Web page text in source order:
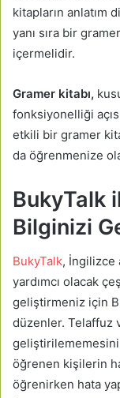
kitapların anlatım
yanı sıra bir
içermelidir.
Gramer kitabı,
fonksiyonelliği
etkili bir gramer
da öğrenmenize
BukyTalk
Bilginizi
BukyTalk, İngilizce
yardımcı olacak
geliştirmeniz için
düzenler. Telaffuz
öğrenen kişilerin
öğrenirken hata